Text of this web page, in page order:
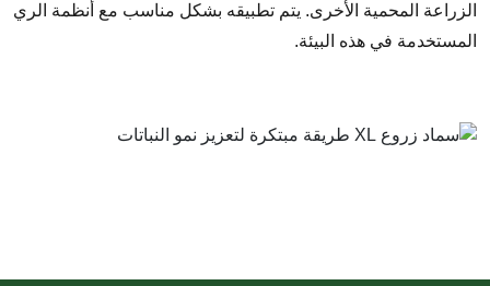
الزراعة المحمية الأخرى. يتم تطبيقه بشكل مناسب مع أنظمة الري
المستخدمة في هذه البيئة.